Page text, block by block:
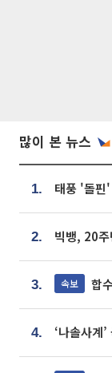
많이 본 뉴스
1.
2.
3. 속보 합수
4.